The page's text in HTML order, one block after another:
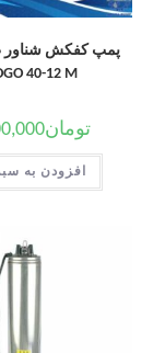
پمپ کفکش شناور
40-12 M
تومان
افزودن به